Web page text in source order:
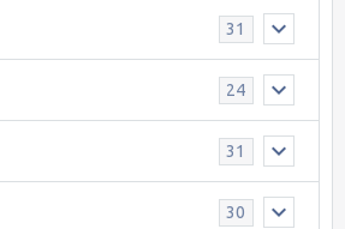
31
24
31
30